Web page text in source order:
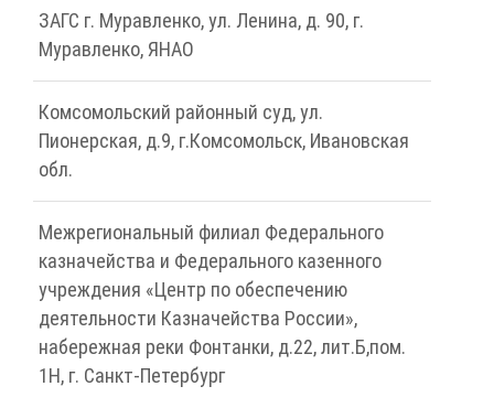
ЗАГС г. Муравленко, ул. Ленина, д. 90, г.
Муравленко, ЯНАО
Комсомольский районный суд, ул.
Пионерская, д.9, г.Комсомольск, Ивановская
обл.
Межрегиональный филиал Федерального
казначейства и Федерального казенного
учреждения «Центр по обеспечению
деятельности Казначейства России»,
набережная реки Фонтанки, д.22, лит.Б,пом.
1Н, г. Санкт-Петербург